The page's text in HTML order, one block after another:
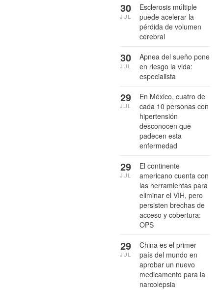
Esclerosis múltiple
puede acelerar la
pérdida de volumen
cerebral
30
JUL
Apnea del sueño pone
en riesgo la vida:
especialista
30
JUL
En México, cuatro de
cada 10 personas con
hipertensión
desconocen que
padecen esta
enfermedad
29
JUL
El continente
americano cuenta con
las herramientas para
eliminar el VIH, pero
persisten brechas de
acceso y cobertura:
OPS
29
JUL
China es el primer
país del mundo en
aprobar un nuevo
medicamento para la
narcolepsia
29
JUL